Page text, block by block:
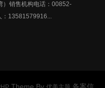
）销售机构电话：00852-
：13581579916...